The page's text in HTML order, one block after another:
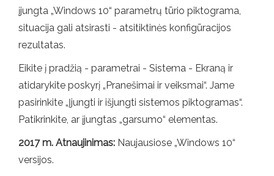
įjungta „Windows 10“ parametrų tūrio piktograma,
situacija gali atsirasti - atsitiktinės konfigūracijos
rezultatas.
Eikite į pradžią - parametrai - Sistema - Ekraną ir
atidarykite poskyrį „Pranešimai ir veiksmai“. Jame
pasirinkite „Įjungti ir išjungti sistemos piktogramas“.
Patikrinkite, ar įjungtas „garsumo“ elementas.
2017 m. Atnaujinimas: Naujausiose „Windows 10“
versijos.